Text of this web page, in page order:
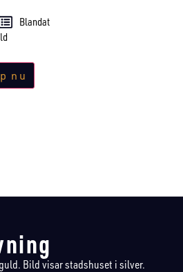
Blandat
nu
Bild visar stadshuset i silver.